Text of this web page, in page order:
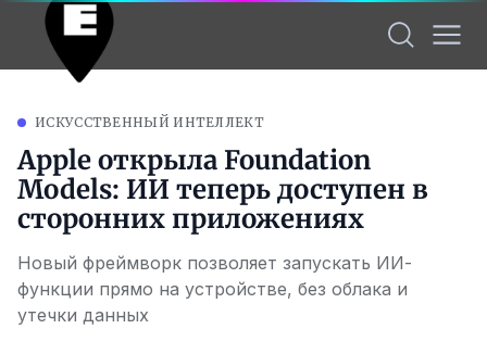
ИСКУССТВЕННЫЙ ИНТЕЛЛЕКТ
Apple открыла Foundation
Models: ИИ теперь доступен в
сторонних приложениях
Новый фреймворк позволяет запускать ИИ-
функции прямо на устройстве, без облака и
утечки данных